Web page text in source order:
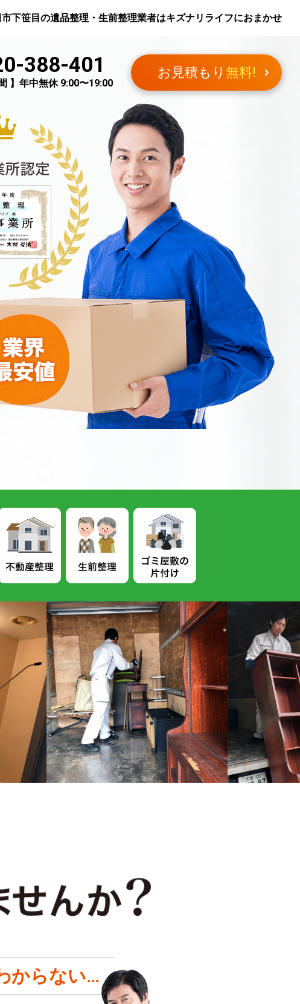
市下笹目の遺品整理・生前整理業者はキズナリライフにおまかせ
388-401
】年中無休 9:00〜19:00
お見積もり 無料!
からない…